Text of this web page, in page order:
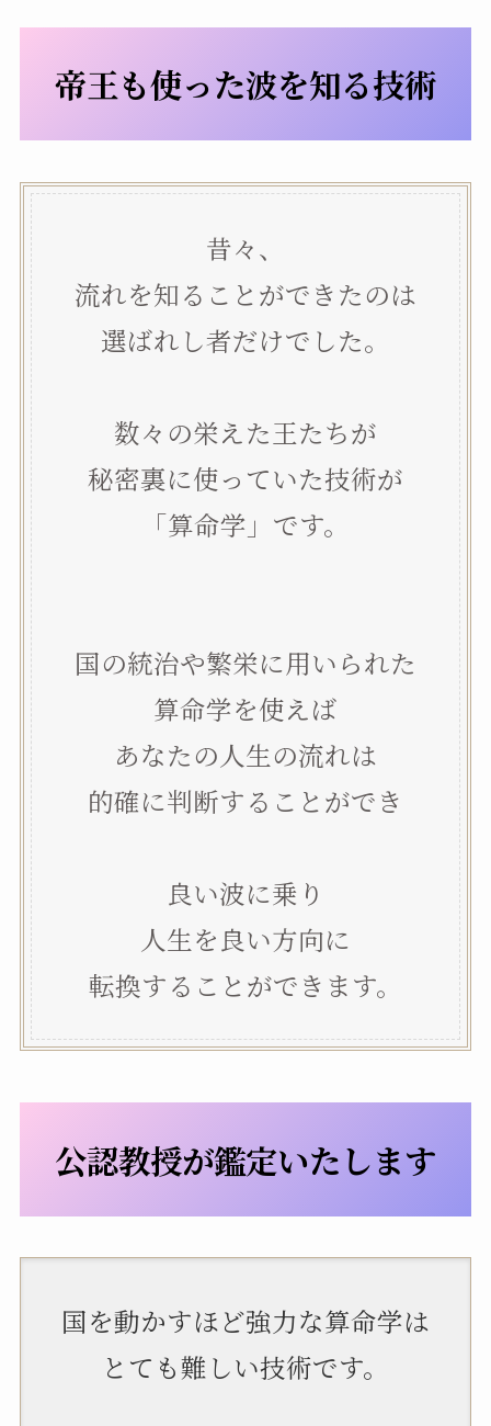
帝王も使った波を知る技術
昔々、
流れを知ることができたのは
選ばれし者だけでした。
数々の栄えた王たちが
秘密裏に使っていた技術が
「算命学」です。
国の統治や繁栄に用いられた
算命学を使えば
あなたの人生の流れは
的確に判断することができ
良い波に乗り
人生を良い方向に
転換することができます。
公認教授が鑑定いたします
国を動かすほど強力な算命学は
とても難しい技術です。